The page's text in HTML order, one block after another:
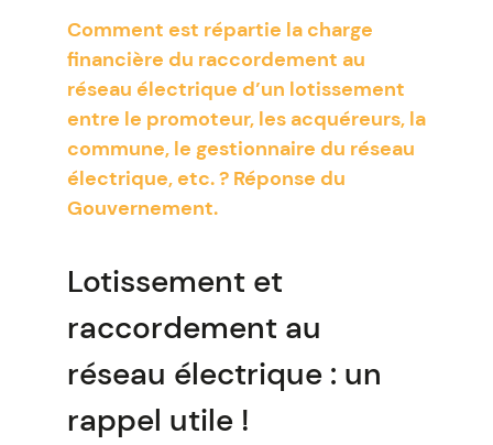
Comment est répartie la charge
financière du raccordement au
réseau électrique d’un lotissement
entre le promoteur, les acquéreurs, la
commune, le gestionnaire du réseau
électrique, etc. ? Réponse du
Gouvernement.
Lotissement et
raccordement au
réseau électrique : un
rappel utile !